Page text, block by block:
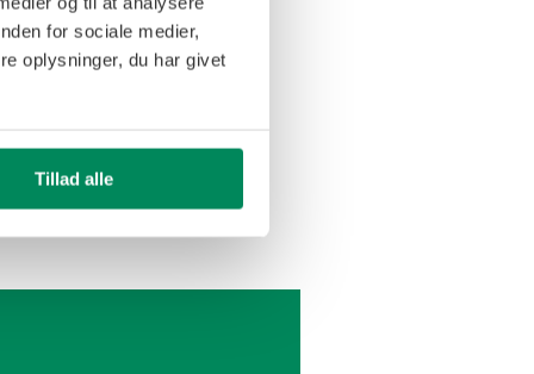
for sociale medier,
oplysninger, du har givet
Tillad alle